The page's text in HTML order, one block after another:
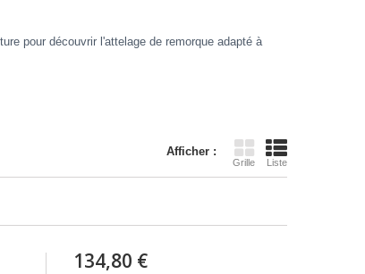
pour découvrir l'attelage de remorque adapté à
Afficher :
Grille Liste
134,80 €